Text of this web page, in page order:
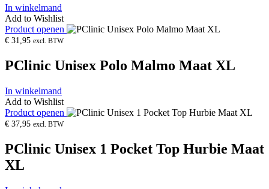
In winkelmand
Add to Wishlist
Product openen
€ 31,95 excl. BTW
PClinic Unisex Polo Malmo Maat XL
In winkelmand
Add to Wishlist
Product openen
€ 37,95 excl. BTW
PClinic Unisex 1 Pocket Top Hurbie Maat
XL